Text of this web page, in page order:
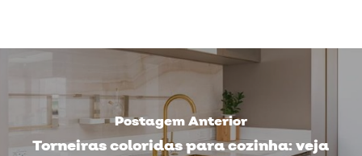
Postagem Anterior
Torneiras coloridas para cozinha: veja